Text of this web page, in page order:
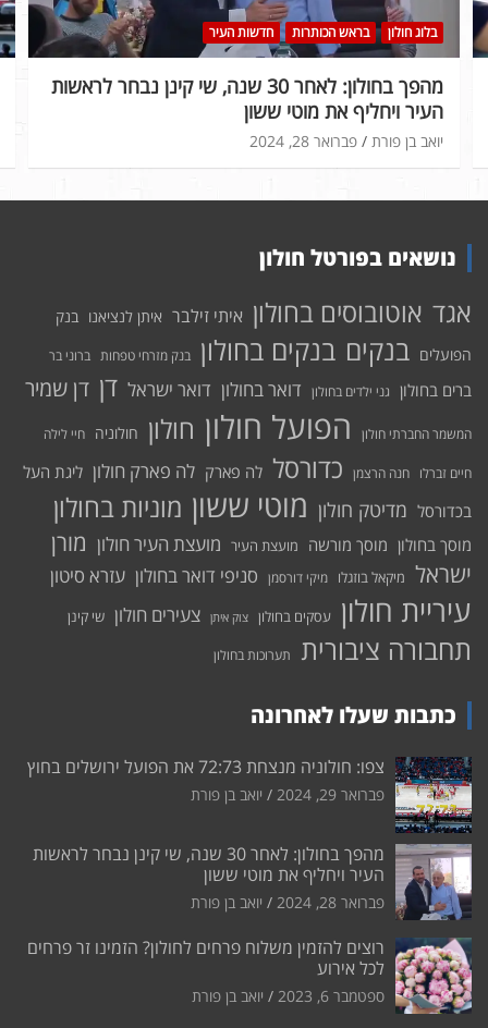
בלוג חולון בראש הכותרות חדשות העיר
מהפך בחולון: לאחר 30 שנה, שי קינן נבחר לראשות
העיר ויחליף את מוטי ששון
פברואר 28, 2024 יואב בן פורת
נושאים בפורטל חולון
אגד אוטובוסים בחולון איתי זילבר איתן לנציאנו בנק
הפועלים בנקים בנקים בחולון בנק מזרחי טפחות ברוני בר
ברים בחולון גני ילדים בחולון דואר בחולון דואר ישראל דן דן שמיר
המשמר החברתי חולון הפועל חולון חולון חולוניה חיי לילה
חיים זברלו חנה הרצמן כדורסל לה פארק לה פארק חולון ליגת העל
בכדורסל מדיטק חולון מוטי ששון מוניות בחולון
מוסך בחולון מוסך מורשה מועצת העיר מועצת העיר חולון מורן
ישראל מיקאל בוזגלו מיקי דורסמן סניפי דואר בחולון עזרא סיטון
עיריית חולון עסקים בחולון צוק איתן צעירים חולון שי קינן
תחבורה ציבורית תערוכות בחולון
כתבות שעלו לאחרונה
צפו: חולוניה מנצחת 72:73 את הפועל ירושלים בחוץ
פברואר 29, 2024 יואב בן פורת
מהפך בחולון: לאחר 30 שנה, שי קינן נבחר לראשות
העיר ויחליף את מוטי ששון
פברואר 28, 2024 יואב בן פורת
רוצים להזמין משלוח פרחים לחולון? הזמינו זר פרחים
לכל אירוע
ספטמבר 6, 2023 יואב בן פורת